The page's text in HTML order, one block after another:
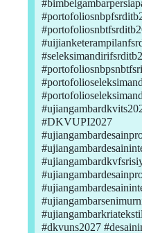
#DKVUPI2027
#dkvuns2027